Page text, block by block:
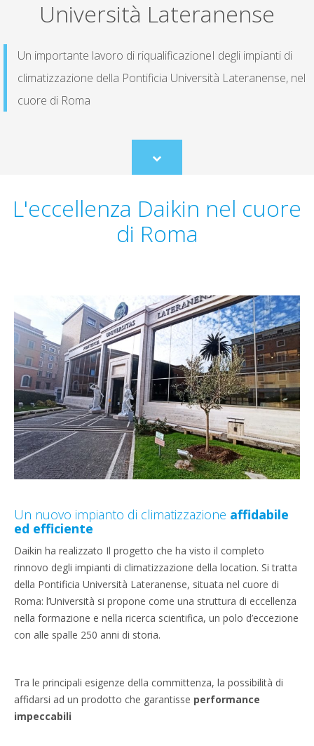
Università Lateranense
Un importante lavoro di riqualificazioneI degli impianti di
climatizzazione della Pontificia Università Lateranense, nel
cuore di Roma
Scroll
to
L'eccellenza Daikin nel cuore
di Roma
Un nuovo impianto di climatizzazione affidabile
ed efficiente
Daikin ha realizzato Il progetto che ha visto il completo
rinnovo degli impianti di climatizzazione della location. Si tratta
della Pontificia Università Lateranense, situata nel cuore di
Roma: l’Università si propone come una struttura di eccellenza
nella formazione e nella ricerca scientifica, un polo d’eccezione
con alle spalle 250 anni di storia.
Tra le principali esigenze della committenza, la possibilità di
affidarsi ad un prodotto che garantisse performance
impeccabili